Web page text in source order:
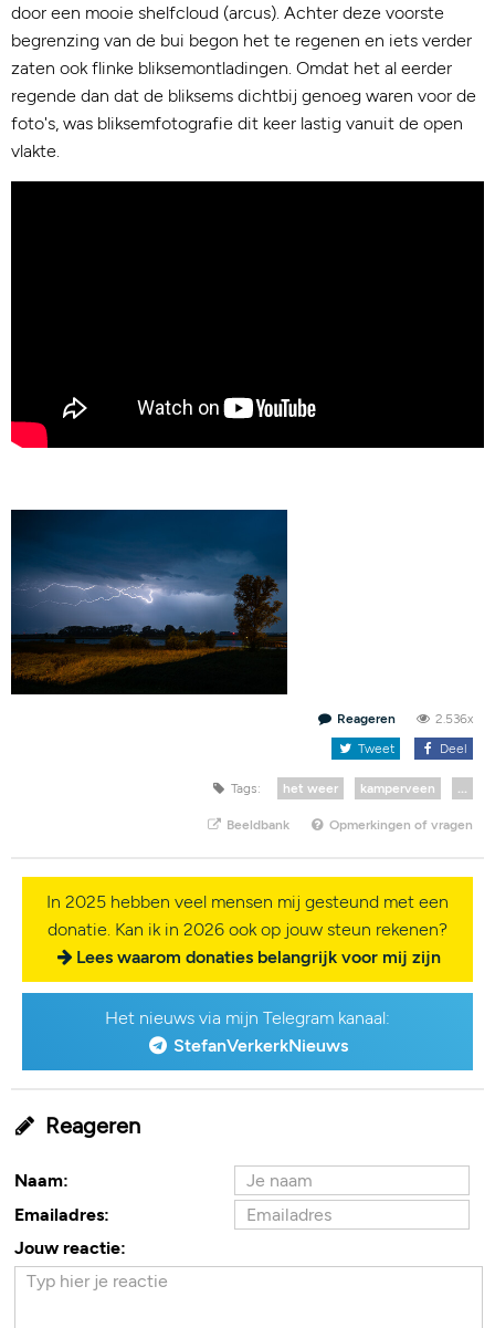
door een mooie shelfcloud (arcus). Achter deze voorste
begrenzing van de bui begon het te regenen en iets verder
zaten ook flinke bliksemontladingen. Omdat het al eerder
regende dan dat de bliksems dichtbij genoeg waren voor de
foto's, was bliksemfotografie dit keer lastig vanuit de open
vlakte.
Reageren
2.536x
Tweet
Deel
Tags: het weer kamperveen ...
Beeldbank Opmerkingen of vragen
In 2025 hebben veel mensen mij gesteund met een
donatie. Kan ik in 2026 ook op jouw steun rekenen?
Lees waarom donaties belangrijk voor mij zijn
Het nieuws via mijn Telegram kanaal:
StefanVerkerkNieuws
Reageren
Naam:
Emailadres:
Jouw reactie: